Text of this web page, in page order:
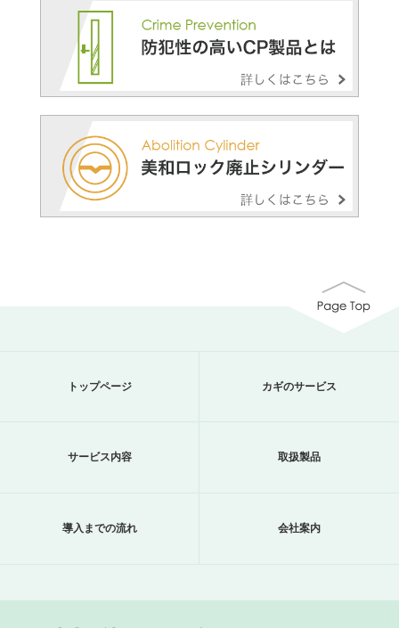
トップページ カギのサービス
サービス内容 取扱製品
導入までの流れ 会社案内